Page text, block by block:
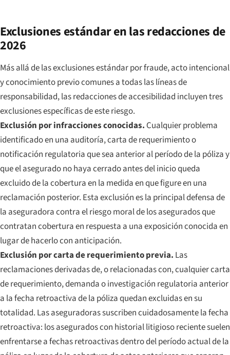
Exclusiones estándar en las redacciones de
2026
Más allá de las exclusiones estándar por fraude, acto intencional
y conocimiento previo comunes a todas las líneas de
responsabilidad, las redacciones de accesibilidad incluyen tres
exclusiones específicas de este riesgo.
Exclusión por infracciones conocidas. Cualquier problema
identificado en una auditoría, carta de requerimiento o
notificación regulatoria que sea anterior al período de la póliza y
que el asegurado no haya cerrado antes del inicio queda
excluido de la cobertura en la medida en que figure en una
reclamación posterior. Esta exclusión es la principal defensa de
la aseguradora contra el riesgo moral de los asegurados que
contratan cobertura en respuesta a una exposición conocida en
lugar de hacerlo con anticipación.
Exclusión por carta de requerimiento previa. Las
reclamaciones derivadas de, o relacionadas con, cualquier carta
de requerimiento, demanda o investigación regulatoria anterior
a la fecha retroactiva de la póliza quedan excluidas en su
totalidad. Las aseguradoras suscriben cuidadosamente la fecha
retroactiva: los asegurados con historial litigioso reciente suelen
enfrentarse a fechas retroactivas dentro del período actual de la